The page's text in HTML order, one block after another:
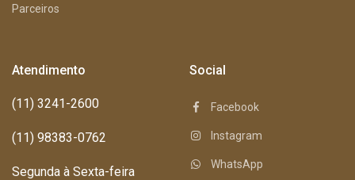
Parceiros
Atendimento
(11) 3241-2600
(11) 98383-0762
Segunda à Sexta-feira
Social
Facebook
Instagram
WhatsApp